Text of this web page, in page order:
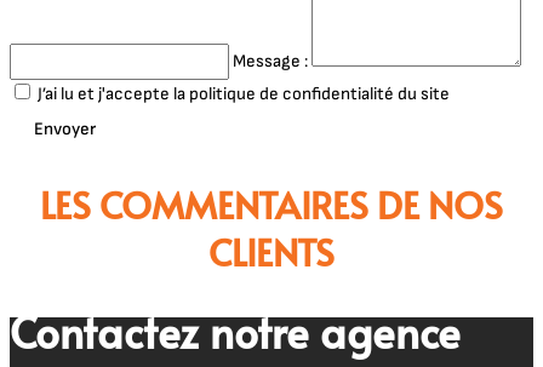
Message :
J’ai lu et j'accepte la politique de confidentialité du site
Envoyer
LES COMMENTAIRES DE NOS
CLIENTS
Contactez notre agence